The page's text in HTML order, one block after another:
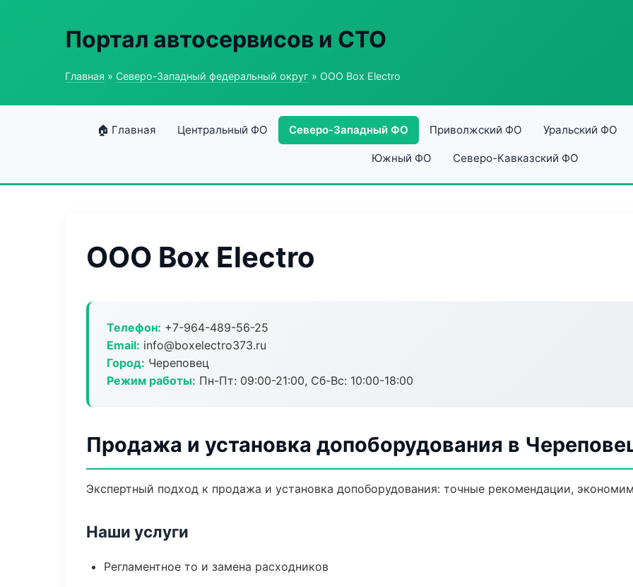
Портал автосервисов и СТО
Главная » Северо-Западный федеральный округ » ООО Box Electro
🏠 Главная Центральный ФО Северо-Западный ФО Приволжский ФО Уральский ФО
Южный ФО Северо-Кавказский ФО
ООО Box Electro
Телефон: +7-964-489-56-25
Email: info@boxelectro373.ru
Город: Череповец
Режим работы: Пн-Пт: 09:00-21:00, Сб-Вс: 10:00-18:00
Продажа и установка допоборудования в
Экспертный подход к продажа и установка допоборудования: точные рекомендации,
Наши услуги
Регламентное то и замена расходников